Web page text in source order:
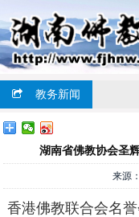
教务新闻
湖南省佛教协会圣
来源
香港佛教联合会名